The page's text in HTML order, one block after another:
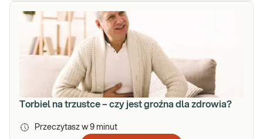
Torbiel na trzustce – czy jest groźna dla zdrowia?
Przeczytasz w 9 minut